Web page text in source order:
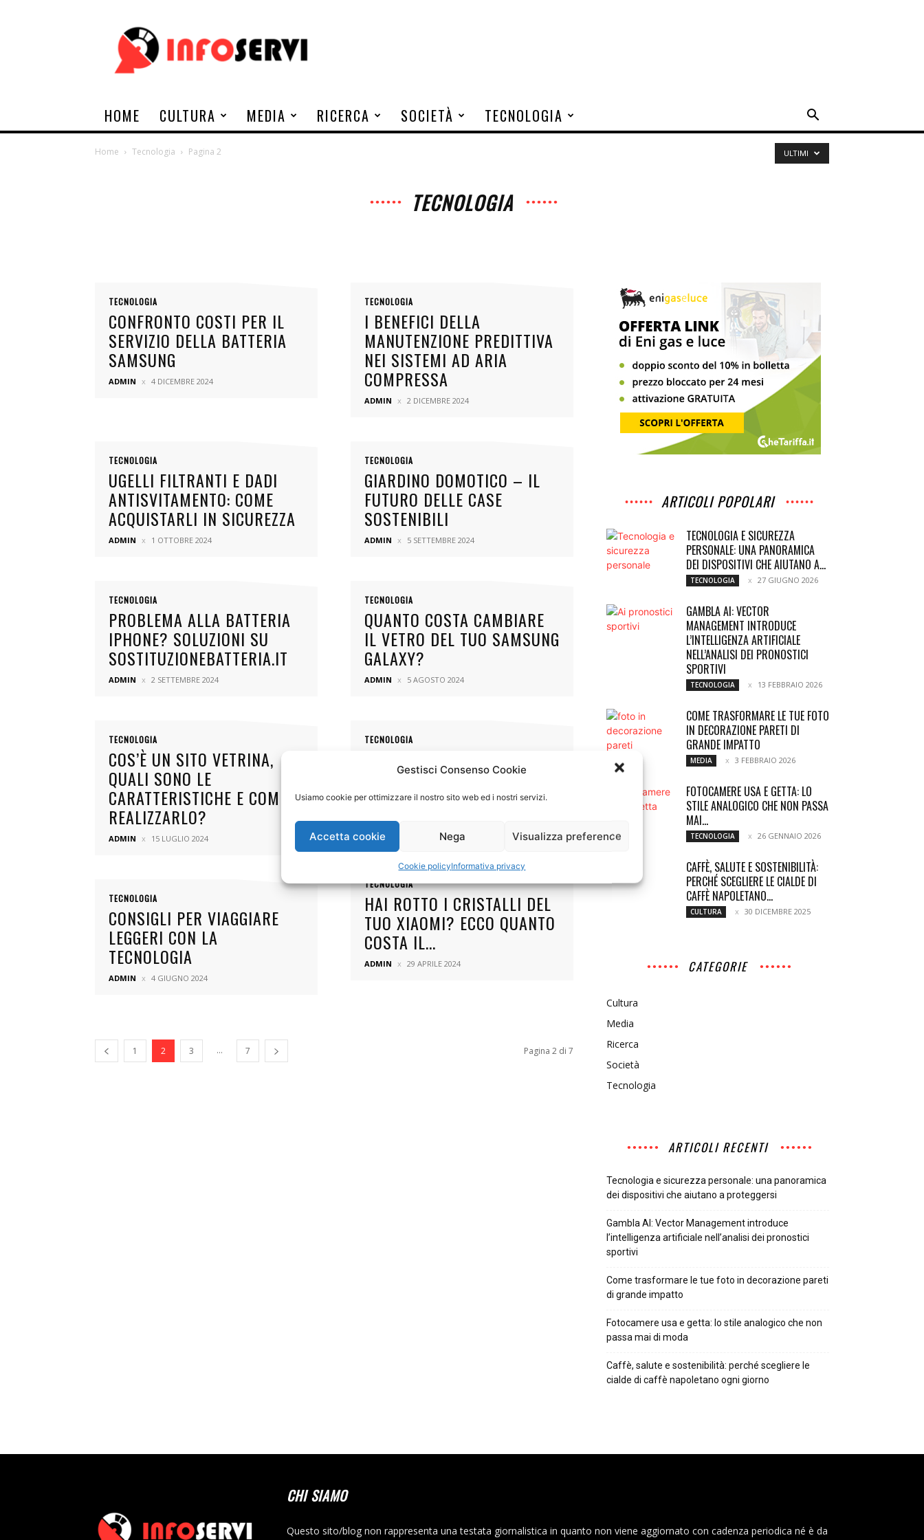
Gestisci Consenso Cookie
Usiamo cookie per ottimizzare il nostro sito web ed i nostri servizi.
Accetta cookie Nega Visualizza preference
Cookie policyInformativa privacy
HOME CULTURA MEDIA RICERCA SOCIETÀ TECNOLOGIA
Home Tecnologia Pagina 2
TECNOLOGIA
ULTIMI
TECNOLOGIA
CONFRONTO COSTI PER IL
SERVIZIO DELLA BATTERIA
SAMSUNG
ADMIN 4 DICEMBRE 2024
TECNOLOGIA
I BENEFICI DELLA
MANUTENZIONE PREDITTIVA
NEI SISTEMI AD ARIA
COMPRESSA
ADMIN 2 DICEMBRE 2024
TECNOLOGIA
UGELLI FILTRANTI E DADI
ANTISVITAMENTO: COME
ACQUISTARLI IN SICUREZZA
ADMIN 1 OTTOBRE 2024
TECNOLOGIA
GIARDINO DOMOTICO – IL
FUTURO DELLE CASE
SOSTENIBILI
ADMIN 5 SETTEMBRE 2024
TECNOLOGIA
PROBLEMA ALLA BATTERIA
IPHONE? SOLUZIONI SU
SOSTITUZIONEBATTERIA.IT
ADMIN 2 SETTEMBRE 2024
TECNOLOGIA
QUANTO COSTA CAMBIARE
IL VETRO DEL TUO SAMSUNG
GALAXY?
ADMIN 5 AGOSTO 2024
TECNOLOGIA
COS’È UN SITO VETRINA,
QUALI SONO LE
CARATTERISTICHE E COME
REALIZZARLO?
ADMIN 15 LUGLIO 2024
TECNOLOGIA
COME REGISTRARE LE
RIUNIONI ONLINE CON IL
MIGLIOR REGISTRATORE
DELLO SCHERMO
ADMIN 7 GIUGNO 2024
TECNOLOGIA
CONSIGLI PER VIAGGIARE
LEGGERI CON LA
TECNOLOGIA
ADMIN 4 GIUGNO 2024
TECNOLOGIA
HAI ROTTO I CRISTALLI DEL
TUO XIAOMI? ECCO QUANTO
COSTA IL...
ADMIN 29 APRILE 2024
1 2 3 ... 7 Pagina 2 di 7
ARTICOLI POPOLARI
TECNOLOGIA E SICUREZZA
PERSONALE: UNA PANORAMICA
DEI DISPOSITIVI CHE AIUTANO A...
TECNOLOGIA 27 GIUGNO 2026
GAMBLA AI: VECTOR
MANAGEMENT INTRODUCE
L’INTELLIGENZA ARTIFICIALE
NELL’ANALISI DEI PRONOSTICI
SPORTIVI
TECNOLOGIA 13 FEBBRAIO 2026
COME TRASFORMARE LE TUE FOTO
IN DECORAZIONE PARETI DI
GRANDE IMPATTO
MEDIA 3 FEBBRAIO 2026
FOTOCAMERE USA E GETTA: LO
STILE ANALOGICO CHE NON PASSA
MAI...
TECNOLOGIA 26 GENNAIO 2026
CAFFÈ, SALUTE E SOSTENIBILITÀ:
PERCHÉ SCEGLIERE LE CIALDE DI
CAFFÈ NAPOLETANO...
CULTURA 30 DICEMBRE 2025
CATEGORIE
Cultura
Media
Ricerca
Società
Tecnologia
ARTICOLI RECENTI
Tecnologia e sicurezza personale: una panoramica
dei dispositivi che aiutano a proteggersi
Gambla AI: Vector Management introduce
l’intelligenza artificiale nell’analisi dei pronostici
sportivi
Come trasformare le tue foto in decorazione pareti
di grande impatto
Fotocamere usa e getta: lo stile analogico che non
passa mai di moda
Caffè, salute e sostenibilità: perché scegliere le
cialde di caffè napoletano ogni giorno
CHI SIAMO
Questo sito/blog non rappresenta una testata giornalistica in quanto non viene aggiornato con cadenza periodica né è da